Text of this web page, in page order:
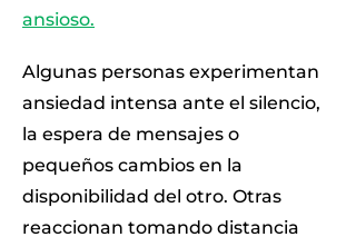
ansioso.
Algunas personas experimentan
ansiedad intensa ante el silencio,
la espera de mensajes o
pequeños cambios en la
disponibilidad del otro. Otras
reaccionan tomando distancia